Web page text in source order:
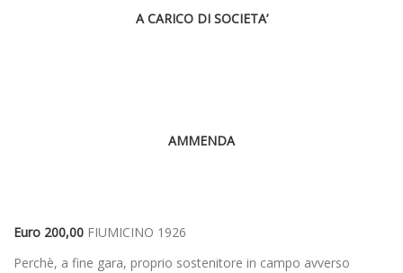
A CARICO DI SOCIETA’
AMMENDA
Euro 200,00 FIUMICINO 1926
Perchè, a fine gara, proprio sostenitore in campo avverso